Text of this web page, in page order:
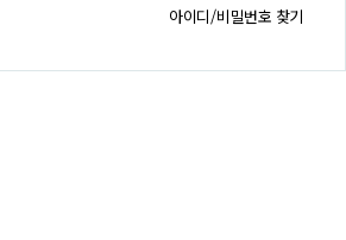
아이디/비밀번호 찾기